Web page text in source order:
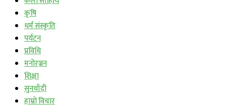
कृषि
धर्म संस्कृति
पर्यटन
प्रविधि
मनोरञ्जन
शिक्षा
सुनचाँदी
हाम्रो विचार